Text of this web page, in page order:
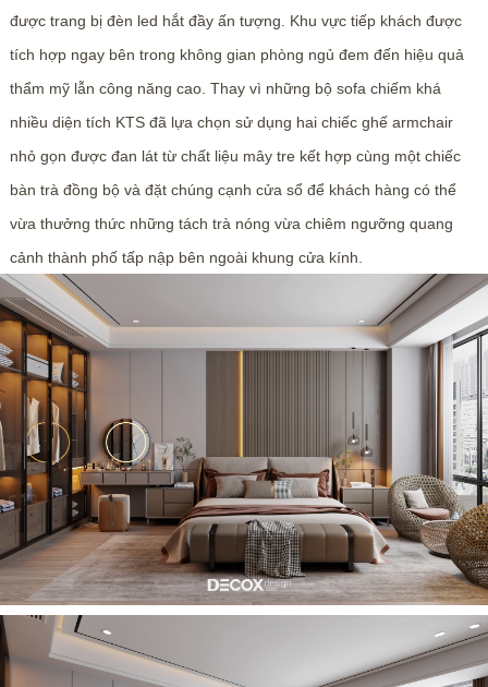
được trang bị đèn led hắt đầy ấn tượng. Khu vực tiếp khách được
tích hợp ngay bên trong không gian phòng ngủ đem đến hiệu quả
thẩm mỹ lẫn công năng cao. Thay vì những bộ sofa chiếm khá
nhiều diện tích KTS đã lựa chọn sử dụng hai chiếc ghế armchair
nhỏ gọn được đan lát từ chất liệu mây tre kết hợp cùng một chiếc
bàn trà đồng bộ và đặt chúng cạnh cửa sổ để khách hàng có thể
vừa thưởng thức những tách trà nóng vừa chiêm ngưỡng quang
cảnh thành phố tấp nập bên ngoài khung cửa kính.